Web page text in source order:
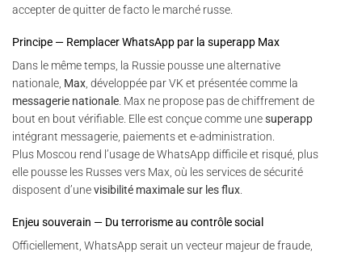
accepter de quitter de facto le marché russe.
Principe — Remplacer WhatsApp par la superapp Max
Dans le même temps, la Russie pousse une alternative
nationale, Max , développée par VK et présentée comme la
messagerie nationale . Max ne propose pas de chiffrement de
bout en bout vérifiable. Elle est conçue comme unesuperapp
intégrant messagerie, paiements et e-administration.
Plus Moscou rend l’usage de WhatsApp difficile et risqué, plus
elle pousse les Russes vers Max, où les services de sécurité
disposent d’unevisibilité maximale sur les flux
Enjeu souverain — Du terrorisme au contrôle social
Officiellement, WhatsApp serait un vecteur majeur de fraude,